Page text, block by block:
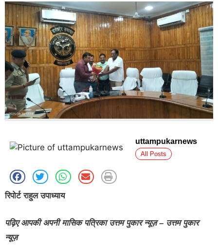
uttampukarnews
All Posts
रिपोर्ट राहुल उपाध्याय
पढ़िए आपकी अपनी मासिक पत्रिका उत्तम पुकार न्यूज़ – उत्तम पुकार
न्यूज़